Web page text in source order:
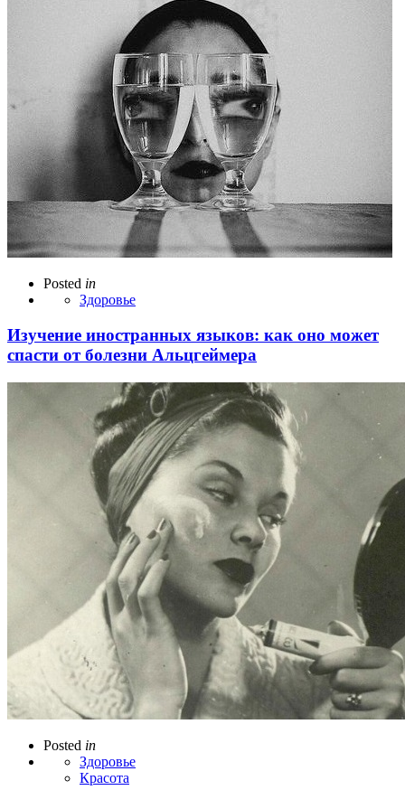
Posted in
Здоровье
Изучение иностранных языков: как оно может
спасти от болезни Альцгеймера
Posted in
Здоровье
Красота